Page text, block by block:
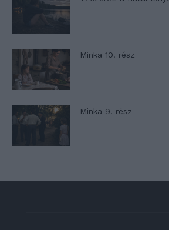
Minka 10. rész
Minka 9. rész